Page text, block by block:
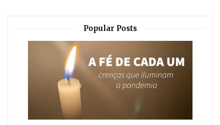
Popular Posts